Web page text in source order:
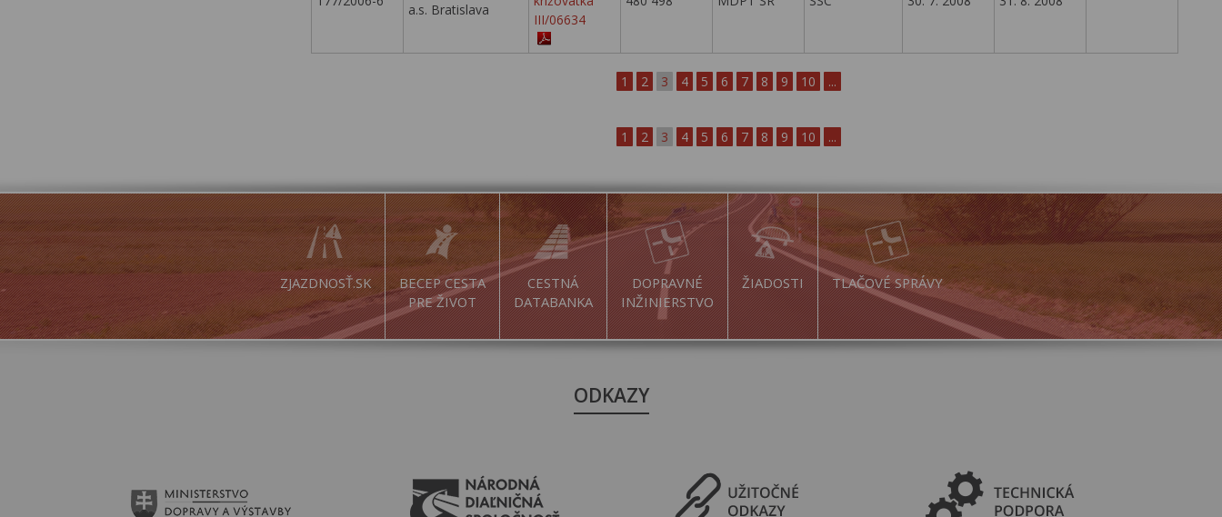
a.s. Bratislava
III/06634
1 2 3 4 5 6 7 8 9 10 ...
1 2 3 4 5 6 7 8 9 10 ...
ZJAZDNOSŤ.SK
BECEP CESTA
PRE ŽIVOT
CESTNÁ
DATABANKA
DOPRAVNÉ
INŽINIERSTVO
ŽIADOSTI TLAČOVÉ SPRÁVY
ODKAZY